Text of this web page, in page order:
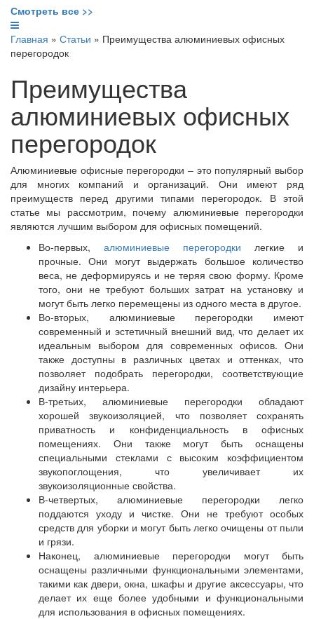
Смотреть все >>
Главная » Статьи » Преимущества алюминиевых офисных
перегородок
Преимущества
алюминиевых офисных
перегородок
Алюминиевые офисные перегородки – это популярный выбор
для многих компаний и организаций. Они имеют ряд
преимуществ перед другими типами перегородок. В этой
статье мы рассмотрим, почему алюминиевые перегородки
являются лучшим выбором для офисных помещений.
Во-первых, алюминиевые перегородки легкие и
прочные. Они могут выдержать большое количество
веса, не деформируясь и не теряя свою форму. Кроме
того, они не требуют больших затрат на установку и
могут быть легко перемещены из одного места в другое.
Во-вторых, алюминиевые перегородки имеют
современный и эстетичный внешний вид, что делает их
идеальным выбором для современных офисов. Они
также доступны в различных цветах и оттенках, что
позволяет подобрать перегородки, соответствующие
дизайну интерьера.
В-третьих, алюминиевые перегородки обладают
хорошей звукоизоляцией, что позволяет сохранять
приватность и конфиденциальность в офисных
помещениях. Они также могут быть оснащены
специальными стеклами с высоким коэффициентом
звукопоглощения, что увеличивает их
звукоизоляционные свойства.
В-четвертых, алюминиевые перегородки легко
поддаются уходу и чистке. Они не требуют особых
средств для уборки и могут быть легко очищены от пыли
и грязи.
Наконец, алюминиевые перегородки могут быть
оснащены различными функциональными элементами,
такими как двери, окна, шкафы и другие аксессуары, что
делает их еще более удобными и функциональными
для использования в офисных помещениях.